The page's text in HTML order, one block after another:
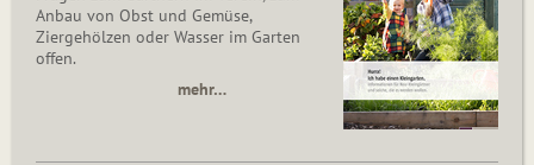
Anbau von Obst und Gemüse,
Ziergehölzen oder Wasser im Garten
offen.
mehr…